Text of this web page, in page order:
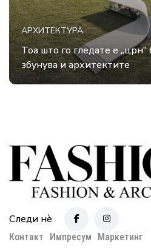
АРХИТЕКТУРА
Тоа што го гледате е „црн“
збунува и архитектите
Следи нè
Контакт Импресум Маркетинг